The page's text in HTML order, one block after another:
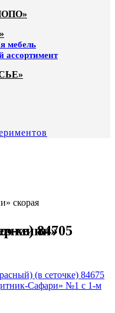
мебель
ассортимент
скорая
(в сеточке) 84705
(в сеточке) 84675
Сафари» №1 с 1-м